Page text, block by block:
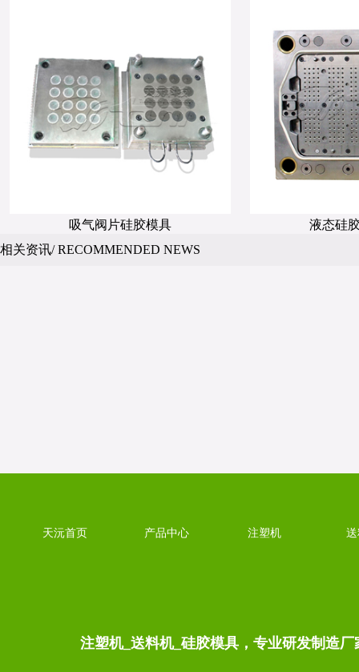
吸气阀片硅胶模具
液态硅
相关资讯/ RECOMMENDED NEWS
天沅首页 产品中心 注塑机
注塑机_送料机_硅胶模具，专业研发制造